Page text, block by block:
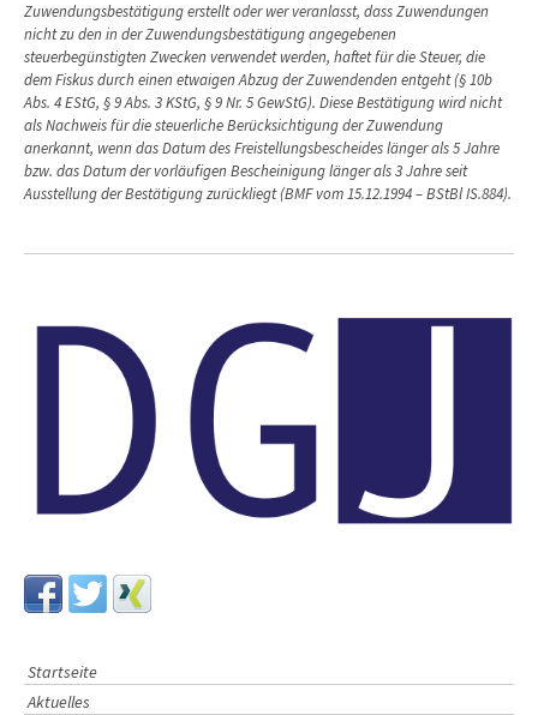
Zuwendungsbestätigung erstellt oder wer veranlasst, dass Zuwendungen
nicht zu den in der Zuwendungsbestätigung angegebenen
steuerbegünstigten Zwecken verwendet werden, haftet für die Steuer, die
dem Fiskus durch einen etwaigen Abzug der Zuwendenden entgeht (§ 10b
Abs. 4 EStG, § 9 Abs. 3 KStG, § 9 Nr. 5 GewStG). Diese Bestätigung wird nicht
als Nachweis für die steuerliche Berücksichtigung der Zuwendung
anerkannt, wenn das Datum des Freistellungsbescheides länger als 5 Jahre
bzw. das Datum der vorläufigen Bescheinigung länger als 3 Jahre seit
Ausstellung der Bestätigung zurückliegt (BMF vom 15.12.1994 – BStBl IS.884).
Startseite
Aktuelles